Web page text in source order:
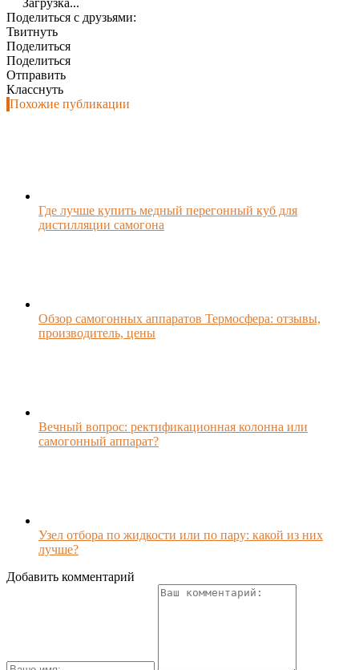
Загрузка...
Поделиться с друзьями:
Твитнуть
Поделиться
Поделиться
Отправить
Класснуть
Похожие публикации
Где лучше купить медный перегонный куб для
дистилляции самогона
Обзор самогонных аппаратов Термосфера: отзывы,
производитель, цены
Вечный вопрос: ректификационная колонна или
самогонный аппарат?
Узел отбора по жидкости или по пару: какой из них
лучше?
Добавить комментарий